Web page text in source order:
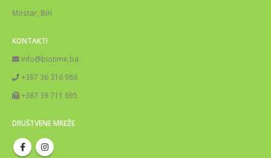
Mostar, BiH
KONTAKTI
info@biotime.ba
+387 36 316 986
+387 39 711 695
DRUŠTVENE MREŽE